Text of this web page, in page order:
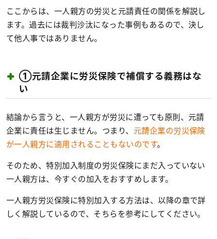
ここからは、一人親方の労災と元請責任の関係を解説し
ます。過去には裁判沙汰になった事例もあるので、決し
て他人事ではありません。
①元請企業に労災保険で補償する義務はな
い
結論から言うと、一人親方が労災に遭っても原則、元請
企業に責任は生じません。つまり、 元請企業の労災保険
が一人親方に適用されることもないのです。
そのため、特別加入制度の労災保険にまだ入っていない
一人親方は、今すぐの加入をおすすめします。
一人親方労災保険に特別加入する方法は、以降の章で詳
しく解説しているので、そちらを参考にしてください。